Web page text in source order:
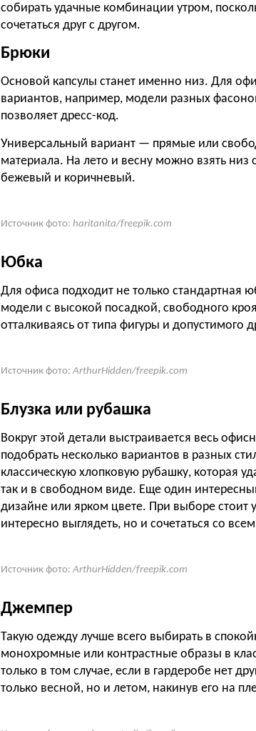
собирать удачные комбинации утром,
сочетаться друг с другом.
Брюки
Основой капсулы станет именно низ. Для
вариантов, например, модели разных
позволяет дресс-код.
Универсальный вариант — прямые или
материала. На лето и весну можно взять низ
бежевый и коричневый.
Источник фото: haritanita/freepik.com
Юбка
Для офиса подходит не только стандартная
модели с высокой посадкой, свободного
отталкиваясь от типа фигуры и допустимого
Источник фото: ArthurHidden/freepik.com
Блузка или рубашка
Вокруг этой детали выстраивается весь
подобрать несколько вариантов в разных
классическую хлопковую рубашку, которая
так и в свободном виде. Еще один
дизайне или ярком цвете. При выборе стоит
интересно выглядеть, но и сочетаться со
Источник фото: ArthurHidden/freepik.com
Джемпер
Такую одежду лучше всего выбирать в
монохромные или контрастные образы в
только в том случае, если в гардеробе нет
только весной, но и летом, накинув его на